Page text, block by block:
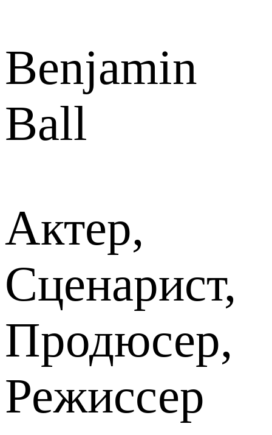
Benjamin
Ball
Актер,
Сценарист,
Продюсер,
Режиссер